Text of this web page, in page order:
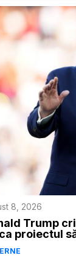
8, 2026
Trump
proiectul